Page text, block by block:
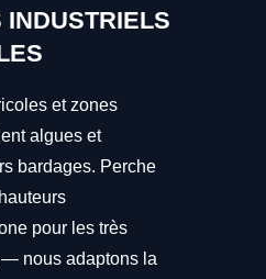
et zones
algues et
bardages. Perche
pour les très
nous adaptons la